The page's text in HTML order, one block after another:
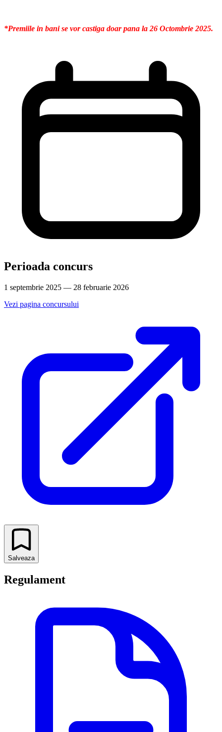
*Premiile in bani se vor castiga doar pana la 26 Octombrie 2025.
Perioada concurs
1 septembrie 2025 — 28 februarie 2026
Vezi pagina concursului
Salveaza
Regulament